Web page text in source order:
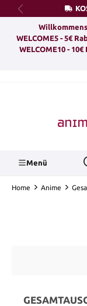
springen
WELCOME5 - 5€
WELCOME10 -
Menü
Home Anime